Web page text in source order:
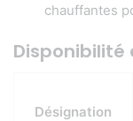
chauffantes
Disponibilité
Désignation